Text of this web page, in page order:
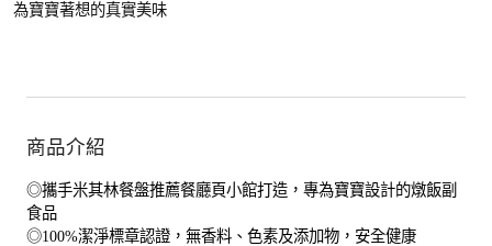
為寶寶著想的真實美味
商品介紹
◎攜手米其林餐盤推薦餐廳頁小館打造，專為寶寶設計的燉飯副
食品
◎100%潔淨標章認證，無香料、色素及添加物，安全健康